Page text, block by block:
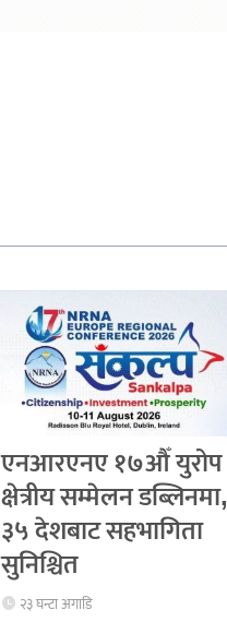
एनआरएनए १७औँ युरोप
क्षेत्रीय सम्मेलन डब्लिनमा,
३५ देशबाट सहभागिता
सुनिश्चित
२३ घन्टा अगाडि